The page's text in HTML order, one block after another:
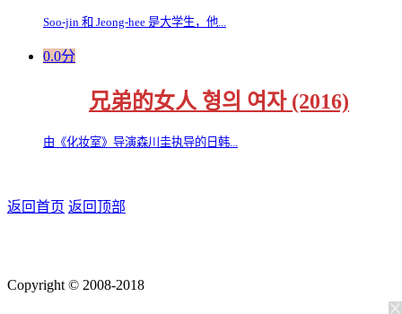
Soo-jin 和 Jeong-hee 是大学生，他...
0.0分
兄弟的女人 형의 여자 (2016)
由《化妆室》导演森川圭执导的日韩...
返回首页 返回顶部
Copyright © 2008-2018